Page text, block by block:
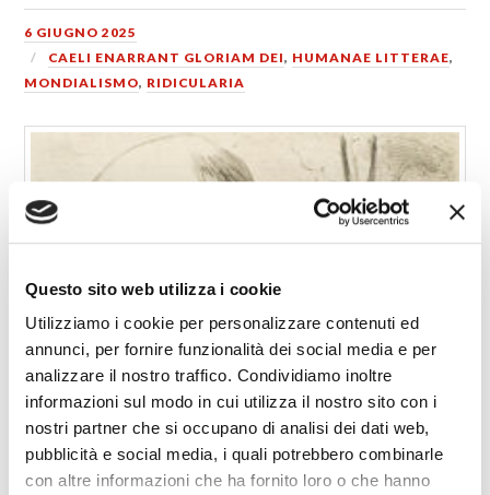
Questo sito web utilizza i cookie
Utilizziamo i cookie per personalizzare contenuti ed
annunci, per fornire funzionalità dei social media e per
analizzare il nostro traffico. Condividiamo inoltre
informazioni sul modo in cui utilizza il nostro sito con i
nostri partner che si occupano di analisi dei dati web,
pubblicità e social media, i quali potrebbero combinarle
con altre informazioni che ha fornito loro o che hanno
6 GIUGNO 2025
CAELI ENARRANT GLORIAM DEI, HUMANAE LITTERAE,
MONDIALISMO, RIDICULARIA